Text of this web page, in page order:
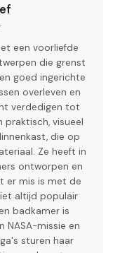
een voorliefde
die grenst
goed ingerichte
overleven en
verdedigen tot
praktisch, visueel
die op
Ze heeft in
ontworpen en
er mis is met de
altijd populair
badkamer is
NASA-missie en
sturen haar